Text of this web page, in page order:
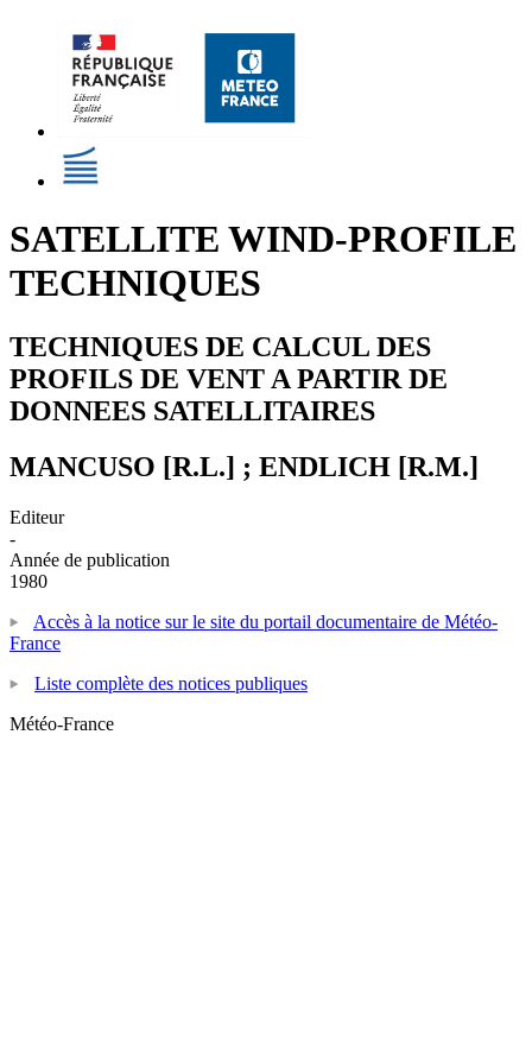
SATELLITE WIND-PROFILE
TECHNIQUES
TECHNIQUES DE CALCUL DES
PROFILS DE VENT A PARTIR DE
DONNEES SATELLITAIRES
MANCUSO [R.L.] ; ENDLICH [R.M.]
Editeur
-
Année de publication
1980
Accès à la notice sur le site du portail documentaire de Météo-
France
Liste complète des notices publiques
Météo-France